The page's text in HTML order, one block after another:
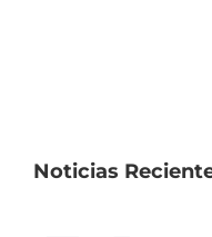
Noticias